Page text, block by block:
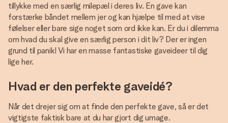
tillykke med en særlig milepæl i deres liv. En gave kan
forstærke båndet mellem jer og kan hjælpe til med at vise
følelser eller bare sige noget som ord ikke kan. Er du i dilemma
om hvad du skal give en særlig person i dit liv? Der er ingen
grund til panik! Vi har en masse fantastiske gaveideer til dig
lige her.
Hvad er den perfekte gaveidé?
Når det drejer sig om at finde den perfekte gave, så er det
vigtigste faktisk bare at du har gjort dig umage.